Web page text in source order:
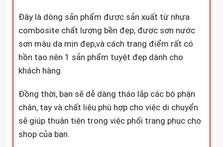
Đây là dòng sản phẩm được sản xuất từ nhựa
combosite chất lượng bền đẹp, được sơn nước
sơn màu da mịn đẹp,và cách trang điểm rất có
hồn tạo nên 1 sản phẩm tuyệt đẹp dành cho
khách hàng.
Đồng thời, bạn sẽ dễ dàng tháo lắp các bộ phận
chân, tay và chất liệu phù hợp cho việc di chuyển
sẽ giúp thuận tiện trong việc phối trang phục cho
shop của bạn.